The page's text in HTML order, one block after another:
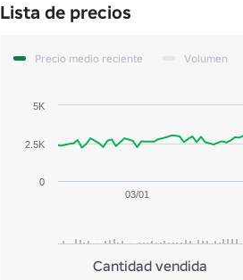
Lista de precios
Precio medio reciente Volumen
03/01
0
2.5K
5K
Cantidad vendida